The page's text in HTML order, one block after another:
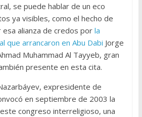
se puede hablar de un eco
ya visibles, como el hecho de
alianza de credos por la
que arrancaron en Abu Dabi Jorge
Muhammad Al Tayyeb, gran
presente en esta cita.
expresidente de
en septiembre de 2003 la
congreso interreligioso, una